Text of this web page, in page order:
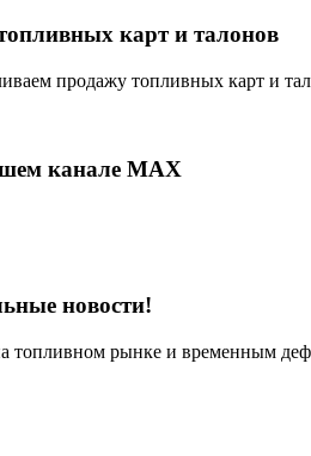
карт и талонов
продажу топливных карт и
канале MAX
новости!
топливном рынке и временным